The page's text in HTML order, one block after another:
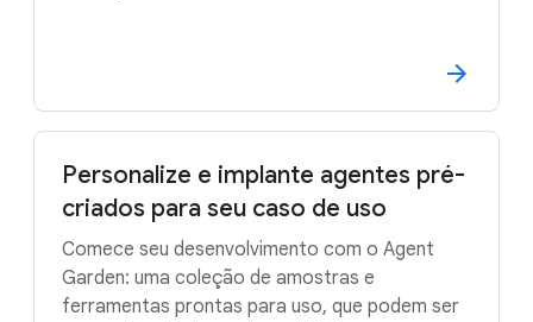
Personalize e implante agentes pré-
criados para seu caso de uso
Comece seu desenvolvimento com o Agent
Garden: uma coleção de amostras e
ferramentas prontas para uso, que podem ser